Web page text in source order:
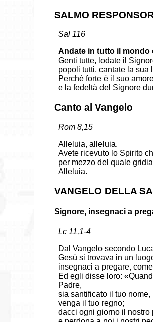
SALMO
Sal 116
Andate in tutto il mondo
Genti tutte, lodate il
popoli tutti, cantate la sua
Perché forte è il suo
e la fedeltà del Signore
Canto al Vangelo
Rom 8,15
Alleluia, alleluia.
Avete ricevuto lo Spirito
per mezzo del quale
Alleluia.
VANGELO DELLA
Signore, insegnaci a
Lc 11,1-4
Dal Vangelo secondo
Gesù si trovava in un
insegnaci a pregare,
Ed egli disse loro:
Padre,
sia santificato il tuo nome,
venga il tuo regno;
dacci ogni giorno il nostro